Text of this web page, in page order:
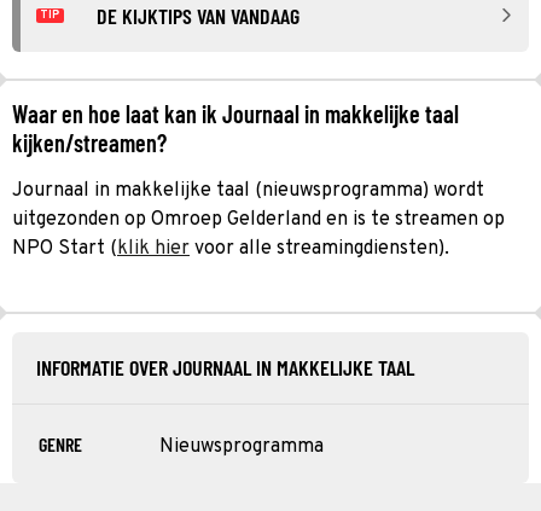
TIP DE KIJKTIPS VAN VANDAAG
Waar en hoe laat kan ik Journaal in makkelijke taal
kijken/streamen?
Journaal in makkelijke taal (nieuwsprogramma) wordt
uitgezonden op Omroep Gelderland en is te streamen op
NPO Start (klik hier voor alle streamingdiensten).
INFORMATIE OVER JOURNAAL IN MAKKELIJKE TAAL
GENRE Nieuwsprogramma